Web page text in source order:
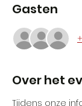
Gasten
Over het
Tijdens onze